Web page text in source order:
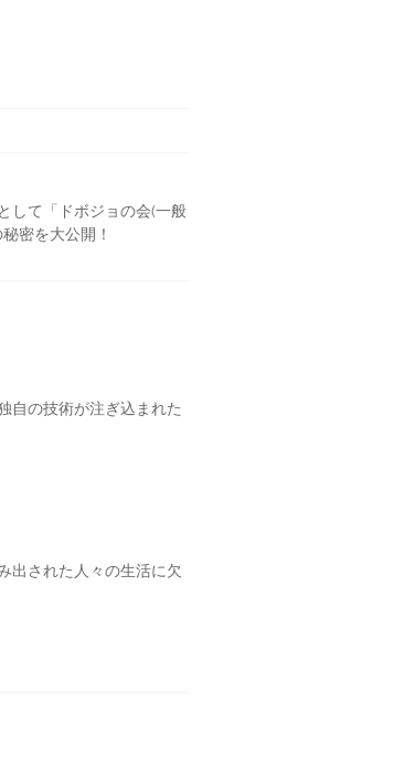
して「ドボジョの会(一般
密を大公開！
自の技術が注ぎ込まれた
出された人々の生活に欠